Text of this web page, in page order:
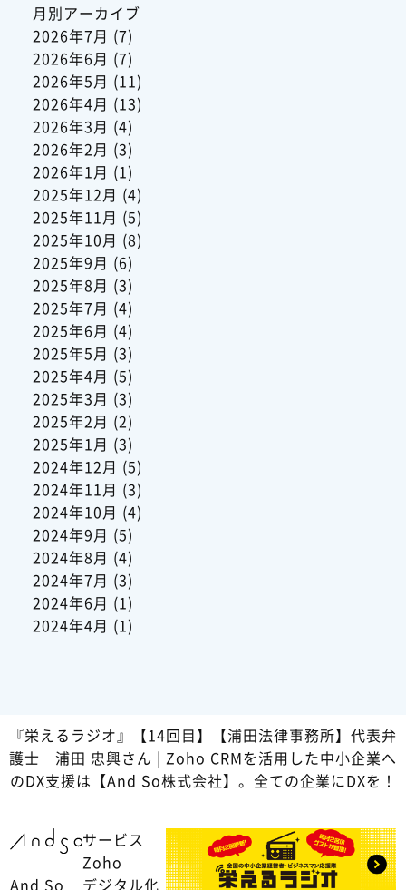
月別アーカイブ
2026年7月 (7)
2026年6月 (7)
2026年5月 (11)
2026年4月 (13)
2026年3月 (4)
2026年2月 (3)
2026年1月 (1)
2025年12月 (4)
2025年11月 (5)
2025年10月 (8)
2025年9月 (6)
2025年8月 (3)
2025年7月 (4)
2025年6月 (4)
2025年5月 (3)
2025年4月 (5)
2025年3月 (3)
2025年2月 (2)
2025年1月 (3)
2024年12月 (5)
2024年11月 (3)
2024年10月 (4)
2024年9月 (5)
2024年8月 (4)
2024年7月 (3)
2024年6月 (1)
2024年4月 (1)
『栄えるラジオ』【14回目】【浦田法律事務所】代表弁
護士 浦田 忠興さん | Zoho CRMを活用した中小企業へ
のDX支援は【And So株式会社】。全ての企業にDXを！
And So
サービス
Zoho
デジタル化